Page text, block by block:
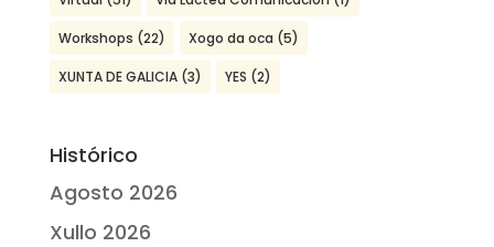
Workshops (22) Xogo da oca (5)
XUNTA DE GALICIA(3) YES (2)
Histórico
Agosto 2026
Xullo 2026